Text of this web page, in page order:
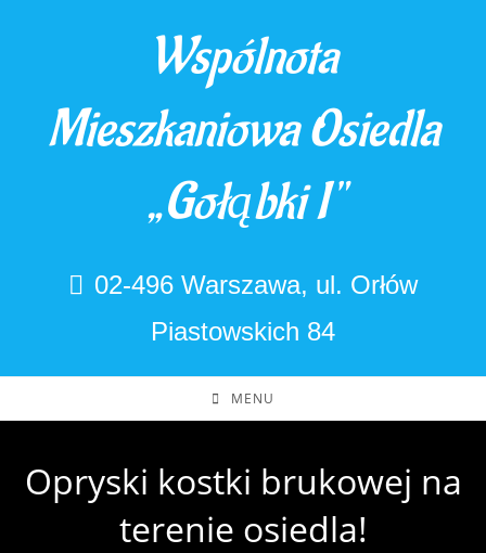
Wspólnota
Mieszkaniowa Osiedla
„Gołąbki I"
02-496 Warszawa, ul. Orłów
Piastowskich 84
MENU
Opryski kostki brukowej na
terenie osiedla!